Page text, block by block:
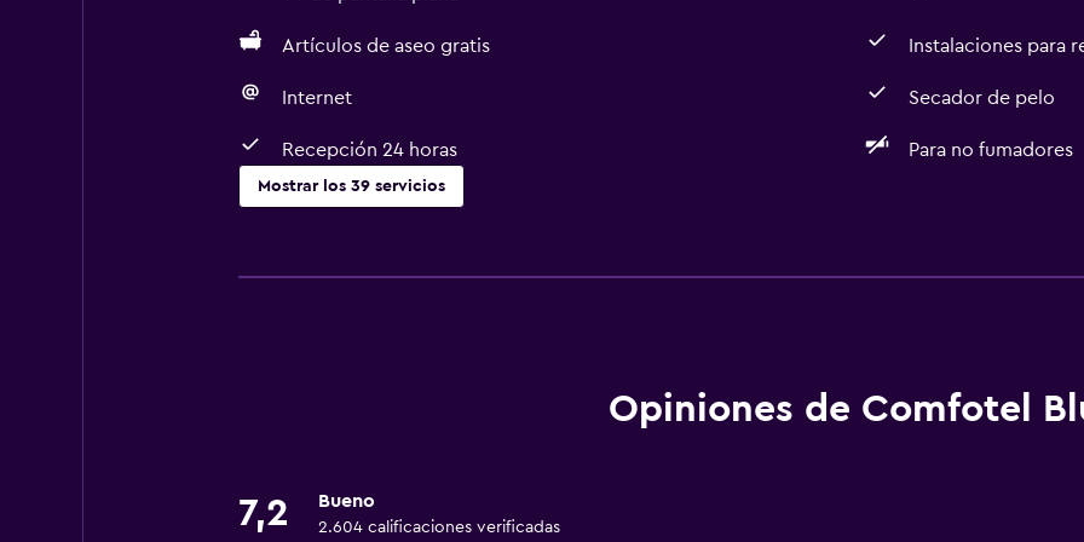
Artículos de aseo gratis Instalaciones para
Internet Secador de pelo
Recepción 24 horas Para no fumadores
Mostrar los 39 servicios
Wifi gratis
Ventilador
Secador de pelo
Ducha
Opiniones de Comfotel
7,2 Bueno
2.604 calificaciones verificadas